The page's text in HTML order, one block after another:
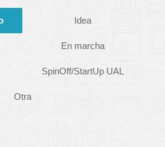
Idea
En marcha
SpinOff/StartUp UAL
Otra